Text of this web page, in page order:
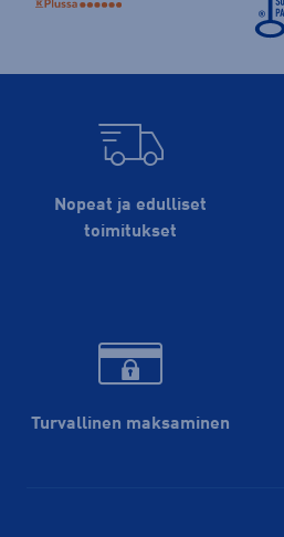
Nopeat ja edulliset
toimitukset
Turvallinen maksaminen